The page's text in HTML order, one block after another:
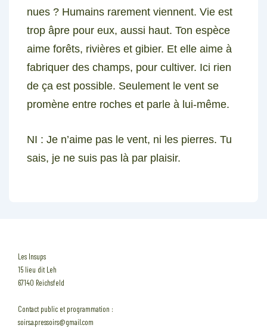
nues ? Humains rarement viennent. Vie est
trop âpre pour eux, aussi haut. Ton espèce
aime forêts, rivières et gibier. Et elle aime à
fabriquer des champs, pour cultiver. Ici rien
de ça est possible. Seulement le vent se
promène entre roches et parle à lui-même.
NI : Je n’aime pas le vent, ni les pierres. Tu
sais, je ne suis pas là par plaisir.
Les Insups
15 lieu dit Leh
67140 Reichsfeld
Contact public et programmation :
soirs.a.pressoirs@gmail.com